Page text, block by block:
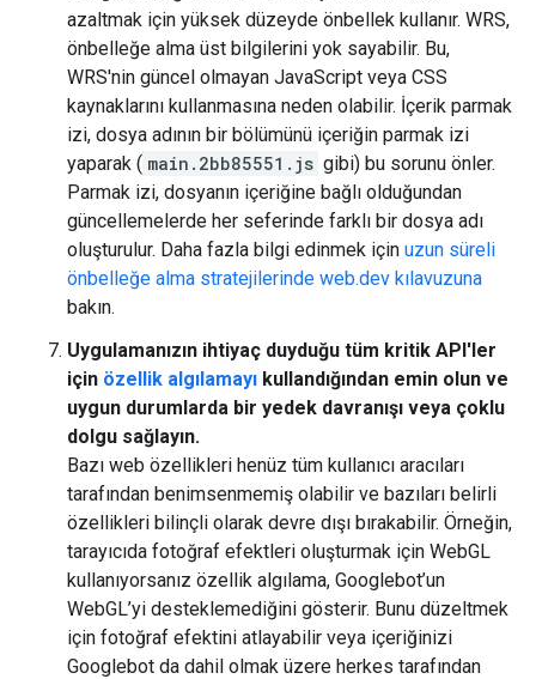
azaltmak için yüksek düzeyde önbellek kullanır. WRS,
önbelleğe alma üst bilgilerini yok sayabilir. Bu,
WRS'nin güncel olmayan JavaScript veya CSS
kaynaklarını kullanmasına neden olabilir. İçerik parmak
izi, dosya adının bir bölümünü içeriğin parmak izi
yaparak ( main.2bb85551.js gibi) bu sorunu önler.
Parmak izi, dosyanın içeriğine bağlı olduğundan
güncellemelerde her seferinde farklı bir dosya adı
oluşturulur. Daha fazla bilgi edinmek için uzun süreli
önbelleğe alma stratejilerinde web.dev kılavuzuna
bakın.
Uygulamanızın ihtiyaç duyduğu tüm kritik API'ler
için özellik algılamayı kullandığından emin olun ve
uygun durumlarda bir yedek davranışı veya çoklu
dolgu sağlayın.
Bazı web özellikleri henüz tüm kullanıcı aracıları
tarafından benimsenmemiş olabilir ve bazıları belirli
özellikleri bilinçli olarak devre dışı bırakabilir. Örneğin,
tarayıcıda fotoğraf efektleri oluşturmak için WebGL
kullanıyorsanız özellik algılama, Googlebot’un
WebGL’yi desteklemediğini gösterir. Bunu düzeltmek
için fotoğraf efektini atlayabilir veya içeriğinizi
Googlebot da dahil olmak üzere herkes tarafından